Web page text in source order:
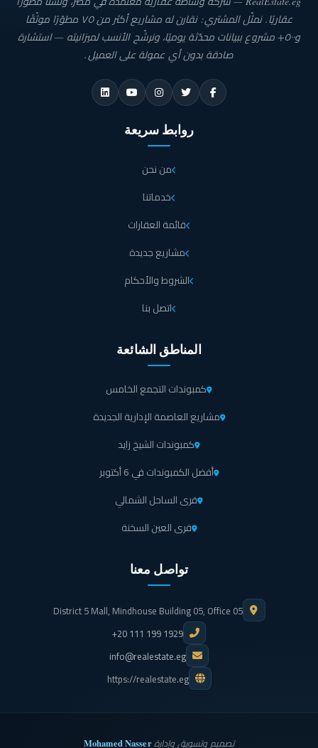
عقاريًا. نمثّل المشتري: نقارن له مشاريع أكثر من ٧٥ مطوّرًا موثّقًا
و٥٠٠+ مشروع ببيانات محدّثة يوميًا، ونرشّح الأنسب لميزانيته — استشارة
صادقة بدون أي عمولة على العميل.
روابط سريعة
من نحن
خدماتنا
قائمة العقارات
مشاريع جديدة
الشروط والأحكام
اتصل بنا
المناطق الشائعة
كمبوندات التجمع الخامس
مشاريع العاصمة الإدارية الجديدة
كمبوندات الشيخ زايد
أفضل الكمبوندات في 6 أكتوبر
قرى الساحل الشمالي
قرى العين السخنة
تواصل معنا
District 5 Mall, Mindhouse Building 05, Office 05
+20 111 199 1929
info@realestate.eg
https://realestate.eg
تصميم وتسويق وإدارةMohamed Nasser